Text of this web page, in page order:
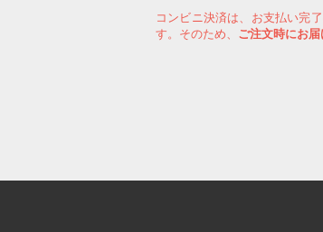
コンビニ決済は、お支払い完
す。そのため、 ご注文時にお届